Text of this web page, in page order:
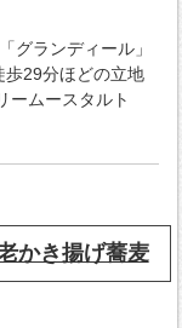
グランディール」
歩29分ほどの立地
ームースタルト
かき揚げ蕎麦